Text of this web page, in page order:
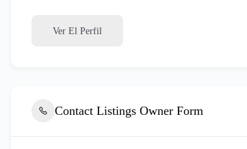
Ver El Perfil
Contact Listings Owner Form